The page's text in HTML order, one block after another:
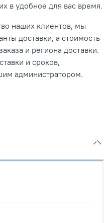
в удобное для вас время.
наших клиентов, мы
доставки, а стоимость
и региона доставки.
и сроков,
администратором.